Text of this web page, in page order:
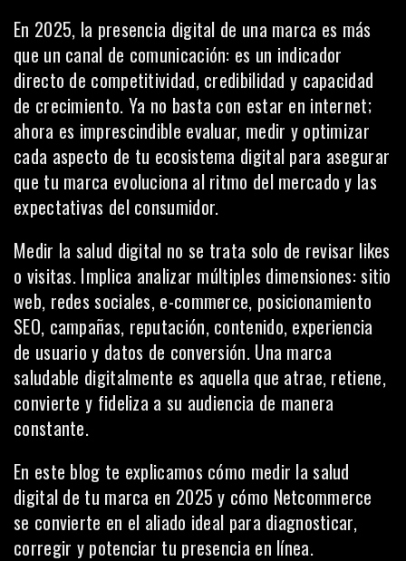
En 2025, la presencia digital de una marca es más
que un canal de comunicación: es un indicador
directo de competitividad, credibilidad y capacidad
de crecimiento. Ya no basta con estar en internet;
ahora es imprescindible evaluar, medir y optimizar
cada aspecto de tu ecosistema digital para asegurar
que tu marca evoluciona al ritmo del mercado y las
expectativas del consumidor.
Medir la salud digital no se trata solo de revisar likes
o visitas. Implica analizar múltiples dimensiones: sitio
web, redes sociales, e-commerce, posicionamiento
SEO, campañas, reputación, contenido, experiencia
de usuario y datos de conversión. Una marca
saludable digitalmente es aquella que atrae, retiene,
convierte y fideliza a su audiencia de manera
constante.
En este blog te explicamos cómo medir la salud
digital de tu marca en 2025 y cómo Netcommerce
se convierte en el aliado ideal para diagnosticar,
corregir y potenciar tu presencia en línea.